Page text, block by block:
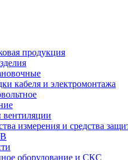
продукция
кабеля и электромонтажа
измерения и средства
оборудование и СКС